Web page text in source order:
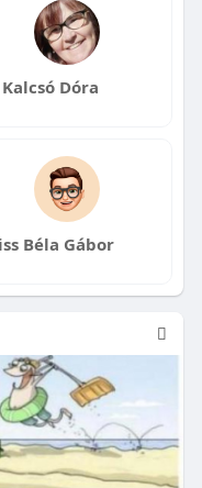
Kalcsó Dóra
Béla Gábor